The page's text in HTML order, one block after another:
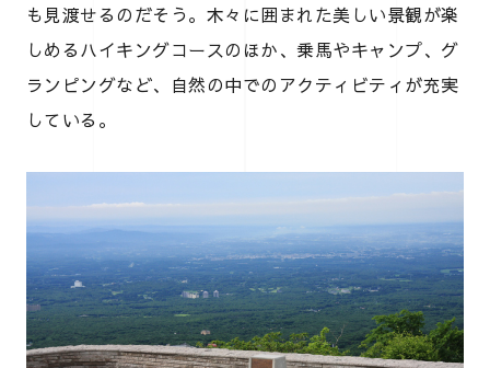
も見渡せるのだそう。木々に囲まれた美しい景観が楽
しめるハイキングコースのほか、乗馬やキャンプ、グ
ランピングなど、自然の中でのアクティビティが充実
している。